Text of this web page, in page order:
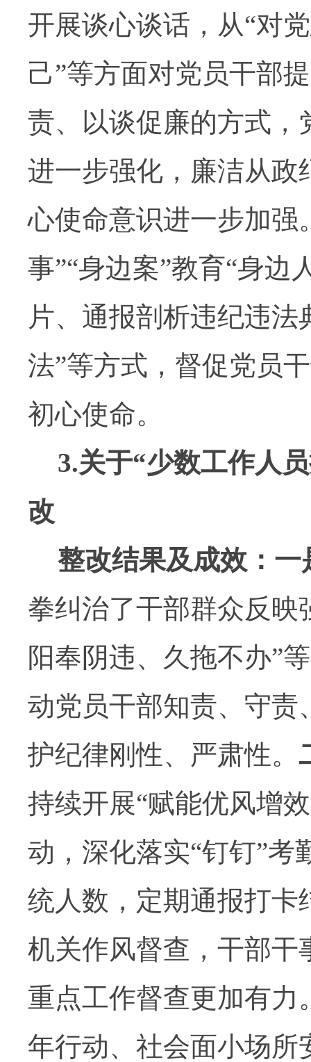
开展谈心谈话，从“对
己”等方面对党员干部
责、以谈促廉的方式，
进一步强化，廉洁从政
心使命意识进一步加强
事”“身边案”教育“身边
片、通报剖析违纪违
法”等方式，督促党员
初心使命。
3.关于“少数工作人
改
整改结果及成效： 一
拳纠治了干部群众反映
阳奉阴违、久拖不办”
动党员干部知责、守责
护纪律刚性、严肃性。
持续开展“赋能优风增效
动，深化落实“钉钉”考
统人数，定期通报打卡
机关作风督查 ，干部
重点工作督查更加有力
年行动、社会面小场所